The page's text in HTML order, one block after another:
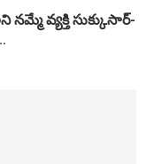
నమ్మే వ్యక్తి సుక్కుసార్‌-